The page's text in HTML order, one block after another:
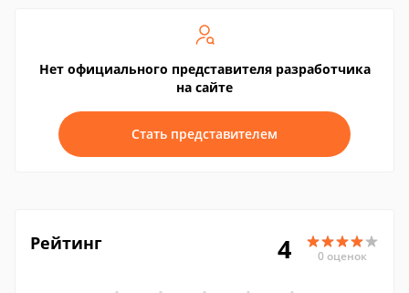
Нет официального представителя разработчика
на сайте
Стать представителем
Рейтинг 4 0 оценок